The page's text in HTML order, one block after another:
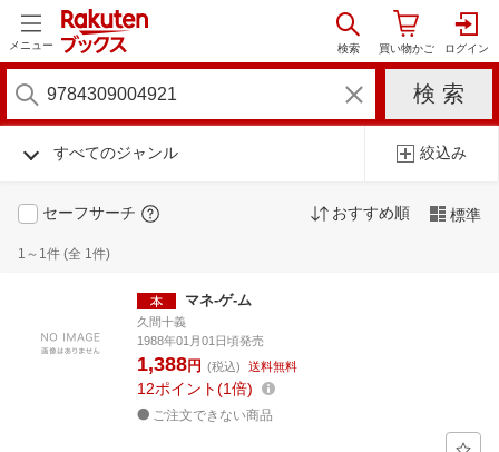
メニュー
すべてのジャンル 絞込み
セーフサーチ おすすめ順 標準
1～1件 (全 1件)
マネ-ゲ-ム
久間十義
1988年01月01日頃発売
1,388円 (税込) 送料無料
12ポイント 1倍
ご注文できない商品